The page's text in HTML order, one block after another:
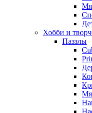
Хобби и
Паззлы